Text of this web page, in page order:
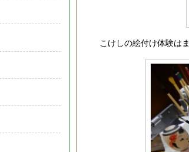
こけしの絵付け体験は